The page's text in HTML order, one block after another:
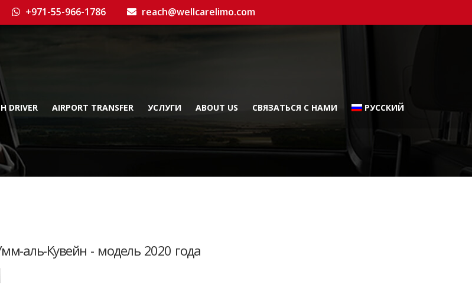
+971-55-966-1786 reach@wellcarelimo.com
DRIVER AIRPORT TRANSFER УСЛУГИ ABOUT US СВЯЗАТЬСЯ С НАМИ РУССКИЙ
аль-Кувейн - модель 2020 года